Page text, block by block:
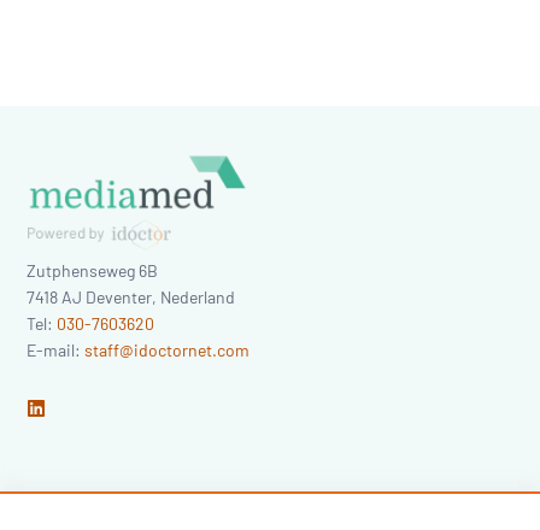
Zutphenseweg 6B
7418 AJ Deventer, Nederland
Tel: 030-7603620
E-mail:staff@idoctornet.com